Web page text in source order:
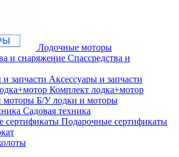
Лодочные моторы
Спассредства и
Аксессуары и запчасти
Комплект лодка+мотор
Б/У лодки и моторы
Садовая техника
Подарочные сертификаты